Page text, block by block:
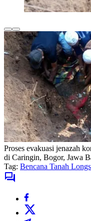
Proses evakuasi jenazah
di Caringin, Bogor, Jawa
Tag: Bencana Tanah